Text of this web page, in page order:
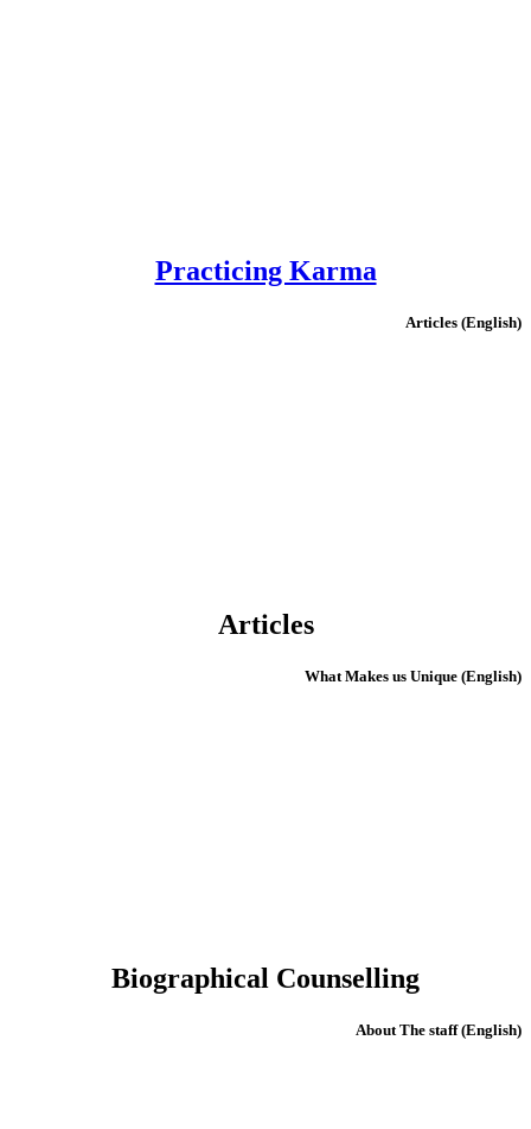
Practicing Karma
(English) Articles
Articles
(English) What Makes us Unique
Biographical Counselling
(English) About The staff